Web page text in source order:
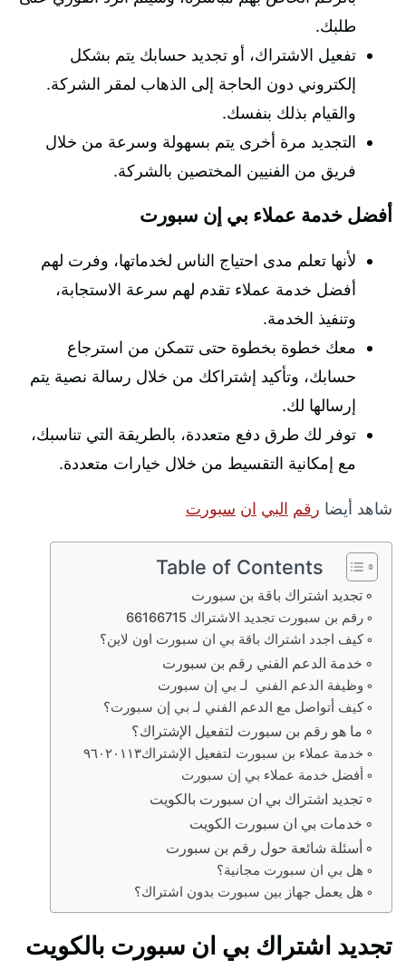
طلبك.
تفعيل الاشتراك، أو تجديد حسابك يتم بشكل
إلكتروني دون الحاجة إلى الذهاب لمقر الشركة.
والقيام بذلك بنفسك.
التجديد مرة أخرى يتم بسهولة وسرعة من خلال
فريق من الفنيين المختصين بالشركة.
أفضل خدمة عملاء بي إن سبورت
لأنها تعلم مدى احتياج الناس لخدماتها، وفرت لهم
أفضل خدمة عملاء تقدم لهم سرعة الاستجابة،
وتنفيذ الخدمة.
معك خطوة بخطوة حتى تتمكن من استرجاع
حسابك، وتأكيد إشتراكك من خلال رسالة نصية يتم
إرسالها لك.
توفر لك طرق دفع متعددة، بالطريقة التي تناسبك،
مع إمكانية التقسيط من خلال خيارات متعددة.
شاهد أيضا ر قم البي ان سبور ت
Table of Contents
تجديد اشتراك باقة بن سبورت
رقم بن سبورت تجديد الاشتراك 66166715
كيف اجدد اشتراك باقة بي ان سبورت اون لاين؟
خدمة الدعم الفني رقم بن سبورت
وظيفة الدعم الفني لـ بي إن سبورت
كيف أتواصل مع الدعم الفني لـ بي إن سبورت؟
ما هو رقم بن سبورت لتفعيل الإشتراك؟
خدمة عملاء بن سبورت لتفعيل الإشتراك٩٦٠٢٠١١٣
أفضل خدمة عملاء بي إن سبورت
تجديد اشتراك بي ان سبورت بالكويت
خدمات بي ان سبورت الكويت
أسئلة شائعة حول رقم بن سبورت
هل بي ان سبورت مجانية؟
هل يعمل جهاز بين سبورت بدون اشتراك؟
تجديد اشتراك بي ان سبورت بالكويت